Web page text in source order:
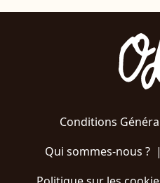
Conditions
Qui sommes-nous ?|